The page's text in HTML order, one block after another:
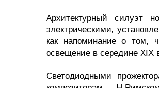
Архитектурный силуэт
электрическими,
как напоминание о том,
освещение в середине XIX
Светодиодными